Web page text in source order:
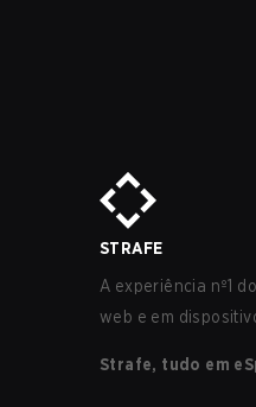
STRAFE
A experiência nº1
web e em
Strafe, tudo em